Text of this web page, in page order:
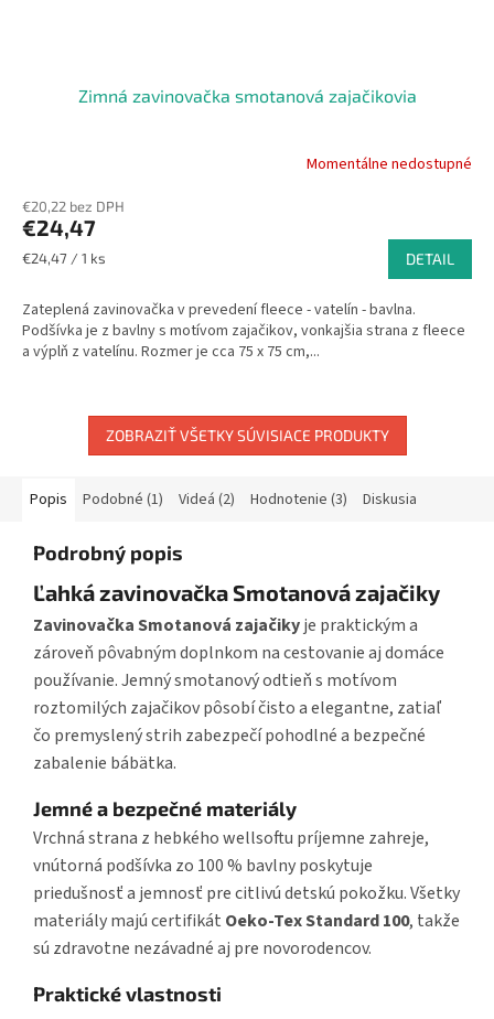
Zimná zavinovačka smotanová zajačikovia
produktu
je
5,0
z
hviezdičiek.
Momentálne nedostupné
€20,22 bez DPH
€24,47
Jednotková
€24,47 / 1 ks DETAIL
Zateplená zavinovačka v prevedení fleece - vatelín - bavlna.
Podšívka je z bavlny s motívom zajačikov, vonkajšia strana z fleece
a výplň z vatelínu. Rozmer je cca 75 x 75 cm,...
ZOBRAZIŤ VŠETKY SÚVISIACE PRODUKTY
Popis Podobné (1) Videá (2) Hodnotenie (3) Diskusia
Podrobný popis
Ľahká zavinovačka Smotanová zajačiky
Zavinovačka Smotanová zajačikyje praktickým a
zároveň pôvabným doplnkom na cestovanie aj domáce
používanie. Jemný smotanový odtieň s motívom
roztomilých zajačikov pôsobí čisto a elegantne, zatiaľ
čo premyslený strih zabezpečí pohodlné a bezpečné
zabalenie bábätka.
Jemné a bezpečné materiály
Vrchná strana z hebkého wellsoftu príjemne zahreje,
vnútorná podšívka zo 100 % bavlny poskytuje
priedušnosť a jemnosť pre citlivú detskú pokožku. Všetky
materiály majú certifikát Oeko-Tex Standard 100, takže
sú zdravotne nezávadné aj pre novorodencov.
Praktické vlastnosti